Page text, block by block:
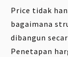
Price tidak
bagaimana
dibangun
Penetapan